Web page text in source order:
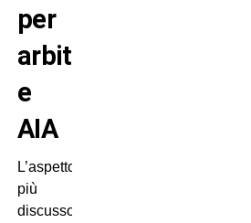
per
arbitri
e
AIA
L’aspetto
più
discusso